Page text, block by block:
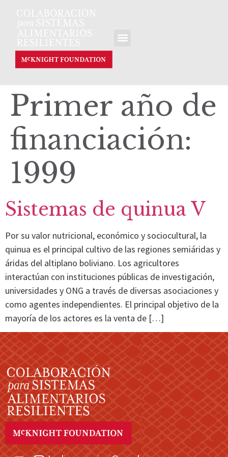
Primer año de
financiación:
1999
Sistemas de quinua V
Por su valor nutricional, económico y sociocultural, la
quinua es el principal cultivo de las regiones semiáridas y
áridas del altiplano boliviano. Los agricultores
interactúan con instituciones públicas de investigación,
universidades y ONG a través de diversas asociaciones y
como agentes independientes. El principal objetivo de la
mayoría de los actores es la venta de […]